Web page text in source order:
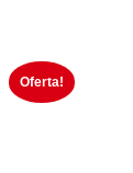
Oferta!